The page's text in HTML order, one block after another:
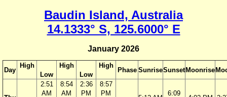
Baudin Island, Australia
14.1333° S, 125.6000° E
January 2026
Day
High
Low
High
Low
High
Phase SunriseSunset Moonrise
2:51
AM
8:54
AM
2:36
PM
8:57
PM
6:09